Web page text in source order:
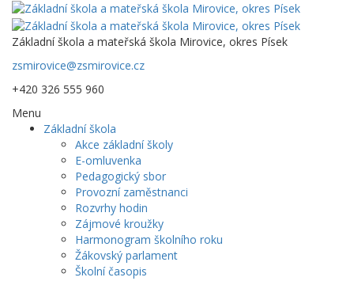
Základní škola a mateřská škola Mirovice, okres Písek
zsmirovice@zsmirovice.cz
+420 326 555 960
Menu
Základní škola
Akce základní školy
E-omluvenka
Pedagogický sbor
Provozní zaměstnanci
Rozvrhy hodin
Zájmové kroužky
Harmonogram školního roku
Žákovský parlament
Školní časopis